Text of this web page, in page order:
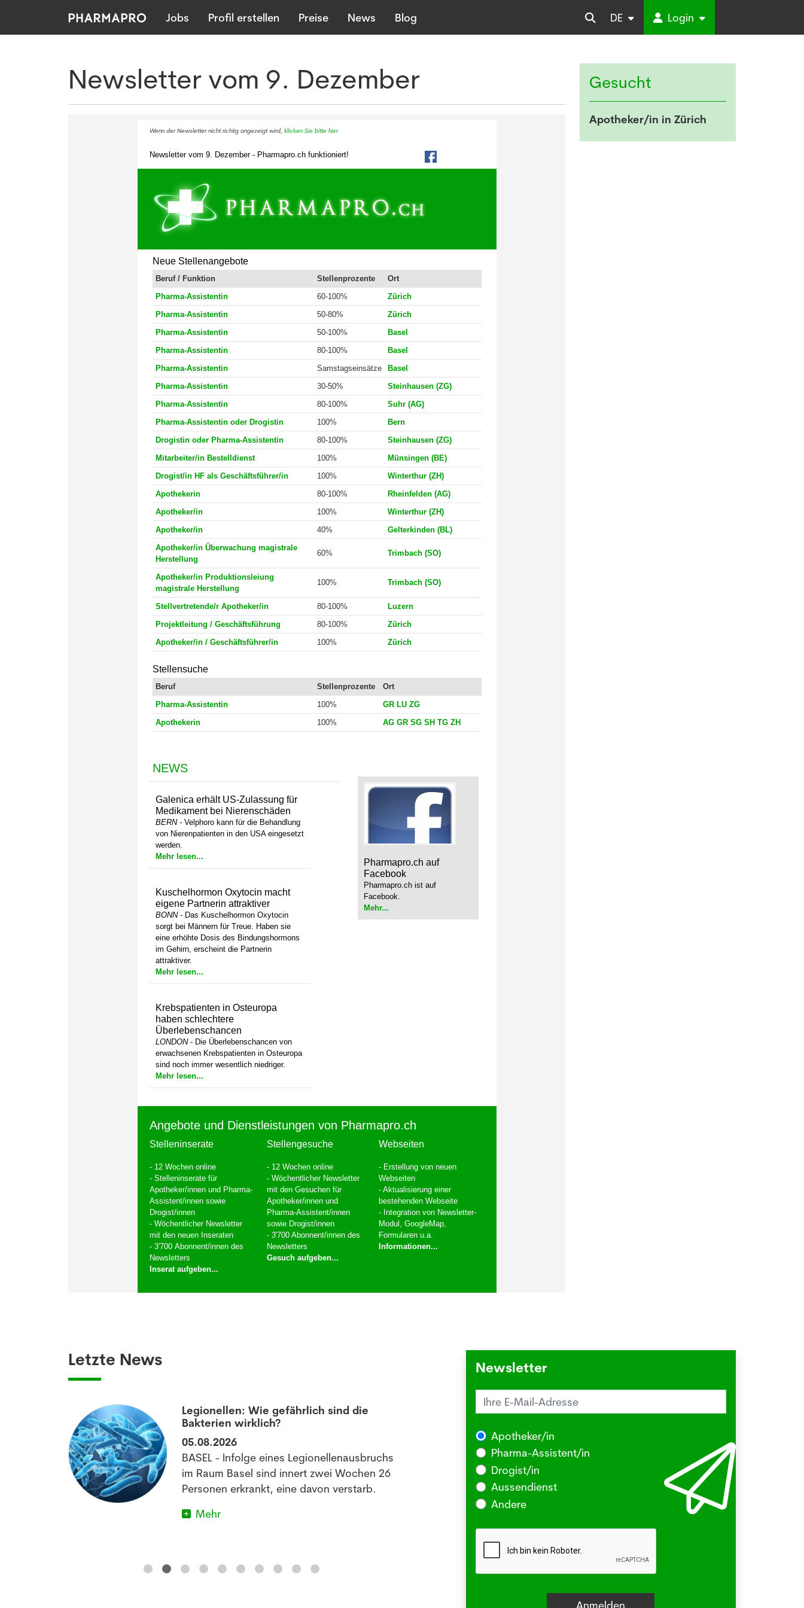
Jobs Profil erstellen Preise News Blog DE Login
Newsletter vom 9. Dezember
Wenn der Newsletter nicht richtig angezeigt wird, klicken Sie bitte hier
Newsletter vom 9. Dezember - Pharmapro.ch funktioniert!
Neue Stellenangebote
Beruf / Funktion Stellenprozente
Ort
Pharma-Assistentin
60-100%
Zürich
Pharma-Assistentin
50-80%
Zürich
Pharma-Assistentin
50-100%
Basel
Pharma-Assistentin
80-100%
Basel
Pharma-Assistentin
Samstagseinsätze
Basel
Pharma-Assistentin
30-50%
Steinhausen (ZG)
Pharma-Assistentin
80-100%
Suhr (AG)
Pharma-Assistentin oder Drogistin
100%
Bern
Drogistin oder Pharma-Assistentin
80-100%
Steinhausen (ZG)
Mitarbeiter/in Bestelldienst
100%
Münsingen (BE)
Drogist/in HF als Geschäftsführer/in
100%
Winterthur (ZH)
Apothekerin
80-100%
Rheinfelden (AG)
Apotheker/in
100%
Winterthur (ZH)
Apotheker/in
40%
Gelterkinden (BL)
Apotheker/in Überwachung magistrale
Herstellung
60% Trimbach (SO)
Apotheker/in Produktionsleiung
magistrale Herstellung
100% Trimbach (SO)
Stellvertretende/r Apotheker/in 80-100%
Luzern
Projektleitung / Geschäftsführung
80-100%
Zürich
Apotheker/in / Geschäftsführer/in
100% Zürich
Stellensuche
Beruf Stellenprozente
Ort
Pharma-Assistentin
100%
GR LU ZG
Apothekerin
100% AG GR SG SH TG ZH
NEWS
Galenica erhält US-Zulassung für
Medikament bei Nierenschäden
BERN- Velphoro kann für die Behandlung
von Nierenpatienten in den USA eingesetzt
werden.
Mehr lesen...
Kuschelhormon Oxytocin macht
eigene Partnerin attraktiver
BONN- Das Kuschelhormon Oxytocin
sorgt bei Männern für Treue. Haben sie
eine erhöhte Dosis des Bindungshormons
im Gehirn, erscheint die Partnerin
attraktiver.
Mehr lesen...
Krebspatienten in Osteuropa
haben schlechtere
Überlebenschancen
LONDON- Die Überlebenschancen von
erwachsenen Krebspatienten in Osteuropa
sind noch immer wesentlich niedriger.
Mehr lesen...
Pharmapro.ch auf
Facebook
Pharmapro.ch ist auf
Facebook.
Mehr...
Angebote und Dienstleistungen von Pharmapro.ch
Stelleninserate
- 12 Wochen online
- Stelleninserate für
Apotheker/innen und Pharma-
Assistent/innen sowie
Drogist/innen
- Wöchentlicher Newsletter
mit den neuen Inseraten
- 3'700 Abonnent/innen des
Newsletters
Inserat aufgeben...
Stellengesuche
- 12 Wochen online
- Wöchentlicher Newsletter
mit den Gesuchen für
Apotheker/innen und
Pharma-Assistent/innen
sowie Drogist/innen
- 3'700 Abonnent/innen des
Newsletters
Gesuch aufgeben...
Webseiten
- Erstellung von neuen
Webseiten
- Aktualisierung einer
bestehenden Webseite
- Integration von Newsletter-
Modul, GoogleMap,
Formularen u.a.
Informationen...
Gesucht
Apotheker/in in Zürich
Letzte News
Legionellen: Wie gefährlich sind die
Bakterien wirklich?
05.08.2026
BASEL - Infolge eines Legionellenausbruchs
im Raum Basel sind innert zwei Wochen 26
Personen erkrankt, eine davon verstarb.
Mehr
Juckreiz im Sommer? Schuld sein könnte
03.08.2026
BERLIN - Viele kleine Tierchen sind in den
Sommermonaten unterwegs, die stechen
oder beissen.
Newsletter
Apotheker/in
Pharma-Assistent/in
Drogist/in
Aussendienst
Andere
Anmeldung Newsletter
Melde dich kostenlos für unseren Newsletter an und
erhalte einmal pro Woche die neusten Stellenangebote
und News aus der Welt der Pharmazie und Medizin.